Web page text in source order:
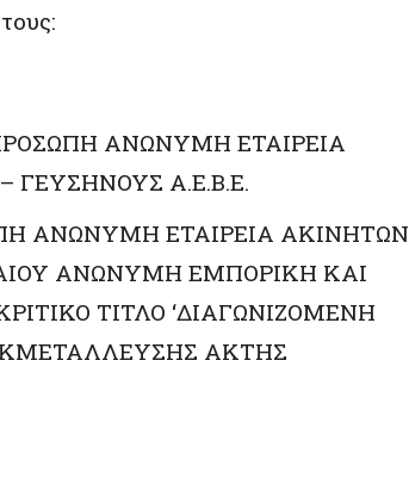
ΑΝΩΝΥΜΗ ΕΤΑΙΡΕΙΑ
Α.Ε.Β.Ε.
ΑΝΩΝΥΜΗ ΕΤΑΙΡΕΙΑ ΑΚΙΝΗΤΩΝ
ΑΝΩΝΥΜΗ ΕΜΠΟΡΙΚΗ ΚΑΙ
ΤΙΤΛΟ ‘ΔΙΑΓΩΝΙΖΟΜΕΝΗ
ΑΚΤΗΣ